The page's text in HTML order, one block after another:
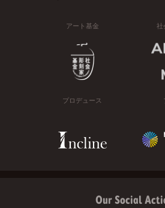
アート基金 社
プロデュース
Our Social